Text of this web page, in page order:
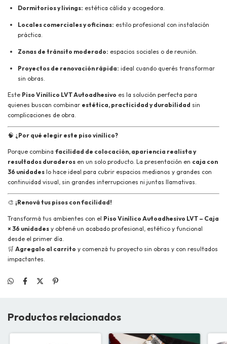
Dormitorios y livings: estética cálida y acogedora.
Locales comerciales y oficinas: estilo profesional con instalación
práctica.
Zonas de tránsito moderado: espacios sociales o de reunión.
Proyectos de renovación rápida: ideal cuando querés transformar
sin obras.
Este Piso Vinílico LVT Autoadhesivo es la solución perfecta para
quienes buscan combinar estética, practicidad y durabilidad sin
complicaciones de obra.
🧠 ¿Por qué elegir este piso vinílico?
Porque combina facilidad de colocación, apariencia realista y
resultados duraderos en un solo producto. La presentación en caja con
36 unidades lo hace ideal para cubrir espacios medianos y grandes con
continuidad visual, sin grandes interrupciones ni juntas llamativas.
🎨 ¡Renová tus pisos con facilidad!
Transformá tus ambientes con el Piso Vinílico Autoadhesivo LVT – Caja
× 36 unidades y obtené un acabado profesional, estético y funcional
desde el primer día.
🛒 Agregalo al carrito y comenzá tu proyecto sin obras y con resultados
impactantes.
Productos relacionados